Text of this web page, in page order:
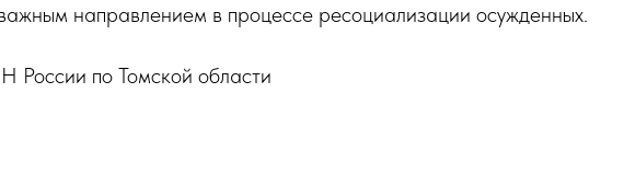
важным направлением в процессе ресоциализации осужденных.
по Томской области